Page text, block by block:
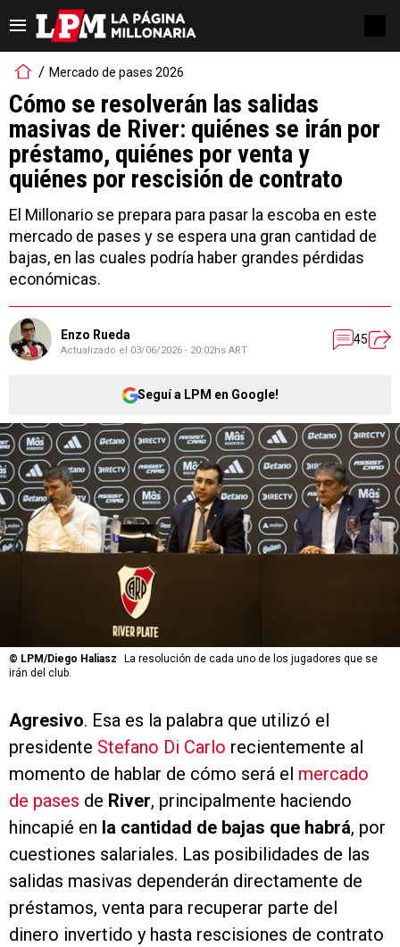
Mercado de pases 2026
Cómo se resolverán las salidas
masivas de River: quiénes se irán por
préstamo, quiénes por venta y
quiénes por rescisión de contrato
El Millonario se prepara para pasar la escoba en este
mercado de pases y se espera una gran cantidad de
bajas, en las cuales podría haber grandes pérdidas
económicas.
Enzo Rueda
Actualizado el 03/06/2026 - 20:02hs ART
45
Seguí a LPM en Google!
© LPM/Diego Haliasz
La resolución de cada uno de los jugadores que se
irán del club.
Agresivo. Esa es la palabra que utilizó el
presidente Stefano Di Carlo recientemente al
momento de hablar de cómo será el mercado
de pases de River, principalmente haciendo
hincapié en la cantidad de bajas que habrá, por
cuestiones salariales. Las posibilidades de las
salidas masivas dependerán directamente de
préstamos, venta para recuperar parte del
dinero invertido y hasta rescisiones de contrato